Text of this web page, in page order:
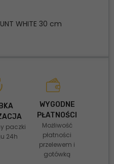
WHITE 30 cm
paczki
24h
WYGODNE
PŁATNOŚCI
Możliwość
płatności
przelewem i
gotówką